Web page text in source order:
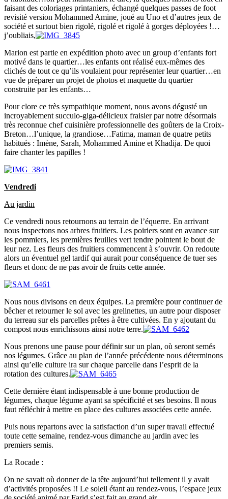
faisant des coloriages printaniers, échangé quelques passes de foot
revisité version Mohammed Amine, joué au Uno et d’autres jeux de
société et surtout bien rigolé, rigolé et rigolé à gorges déployées !…
j’oubliais,
Marion est partie en expédition photo avec un group d’enfants fort
motivé dans le quartier…les enfants ont réalisé eux-mêmes des
clichés de tout ce qu’ils voulaient pour représenter leur quartier…en
vue de préparer un projet de photos et maquette du quartier
construite par les enfants…
Pour clore ce très sympathique moment, nous avons dégusté un
incroyablement succulo-giga-délicieux fraisier par notre désormais
très reconnue chef cuisinière professionnelle des goûters de la Croix-
Breton…l’unique, la grandiose…Fatima, maman de quatre petits
habitués : Imène, Sarah, Mohammed Amine et Khadija. De quoi
faire chanter les papilles !
Vendredi
Au jardin
Ce vendredi nous retournons au terrain de l’équerre. En arrivant
nous inspectons nos arbres fruitiers. Les poiriers sont en avance sur
les pommiers, les premières feuilles vert tendre pointent le bout de
leur nez. Les fleurs des fruitiers commencent à s’ouvrir. On redoute
alors un éventuel gel tardif qui aurait pour conséquence de tuer ses
fleurs et donc de ne pas avoir de fruits cette année.
Nous nous divisons en deux équipes. La première pour continuer de
bêcher et retourner le sol avec les grelinettes, un autre pour disposer
du terreau sur els parcelles prêtes à être cultivées. En y ajoutant du
compost nous enrichissons ainsi notre terre.
Nous prenons une pause pour définir sur un plan, où seront semés
nos légumes. Grâce au plan de l’année précédente nous déterminons
ainsi qu’elle culture ira sur chaque parcelle dans l’esprit de la
rotation des cultures.
Cette dernière étant indispensable à une bonne production de
légumes, chaque légume ayant sa spécificité et ses besoins. Il nous
faut réfléchir à mettre en place des cultures associées cette année.
Puis nous repartons avec la satisfaction d’un super travail effectué
toute cette semaine, rendez-vous dimanche au jardin avec les
premiers semis.
La Rocade :
On ne savait où donner de la tête aujourd’hui tellement il y avait
d’activités proposées !! Le soleil étant au rendez-vous, l’espace jeux